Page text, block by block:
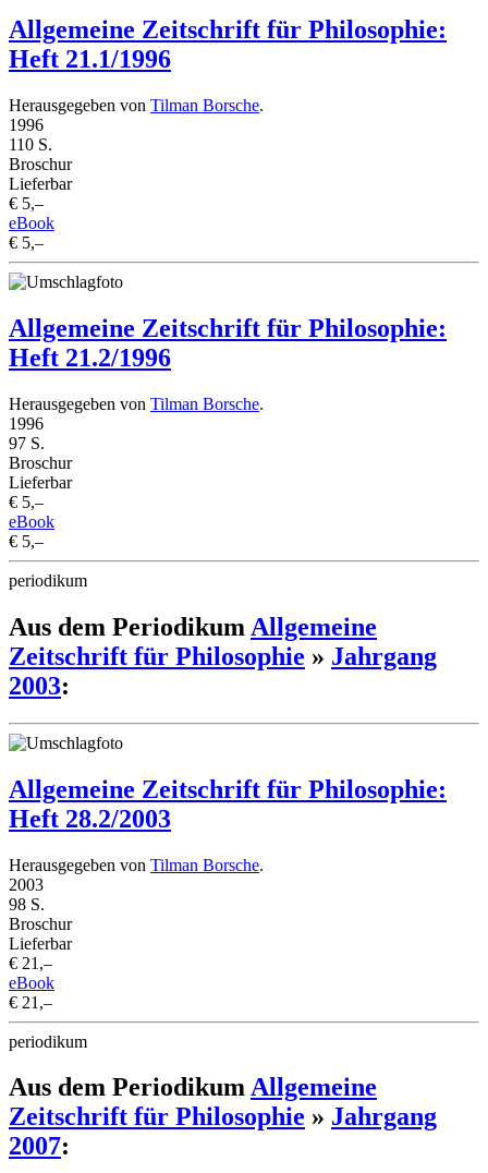
Allgemeine Zeitschrift für Philosophie:
Heft 21.1/1996
Herausgegeben von Tilman Borsche.
1996
110 S.
Broschur
Lieferbar
€ 5,–
eBook
€ 5,–
Allgemeine Zeitschrift für Philosophie:
Heft 21.2/1996
Herausgegeben von Tilman Borsche.
1996
97 S.
Broschur
Lieferbar
€ 5,–
eBook
€ 5,–
periodikum
Aus dem Periodikum Allgemeine
Zeitschrift für Philosophie » Jahrgang
2003:
Allgemeine Zeitschrift für Philosophie:
Heft 28.2/2003
Herausgegeben von Tilman Borsche.
2003
98 S.
Broschur
Lieferbar
€ 21,–
eBook
€ 21,–
periodikum
Aus dem PeriodikumAllgemeine
Zeitschrift für Philosophie » Jahrgang
2007: